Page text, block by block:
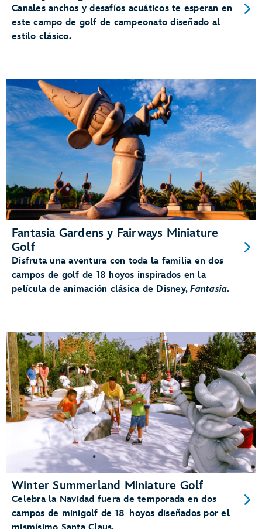
Canales anchos y desafíos acuáticos te esperan en
este campo de golf de campeonato diseñado al
estilo clásico.
Fantasia Gardens y Fairways Miniature
Golf
Disfruta una aventura con toda la familia en dos
campos de golf de 18 hoyos inspirados en la
película de animación clásica de Disney,Fantasia.
Winter Summerland Miniature Golf
Celebra la Navidad fuera de temporada en dos
campos de minigolf de 18 hoyos diseñados por el